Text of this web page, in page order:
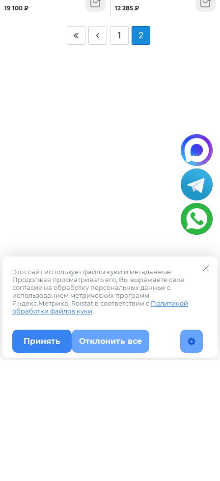
19 100 ₽ 12 285 ₽
1 2
Этот сайт использует файлы куки и метаданные.
Продолжая просматривать его, Вы выражаете свое
согласие на обработку персональных данных с
использованием метрических программ
Яндекс.Метрика, Roistat в соответствии с Политикой
обработки файлов куки
Принять Отклонить все